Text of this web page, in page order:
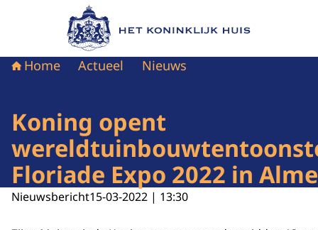
Naar de homepage van Het Koninklijk Huis
Home Actueel Nieuws
Koning opent
Floriade Expo 2022 in
Nieuwsbericht15-03-2022 | 13:30